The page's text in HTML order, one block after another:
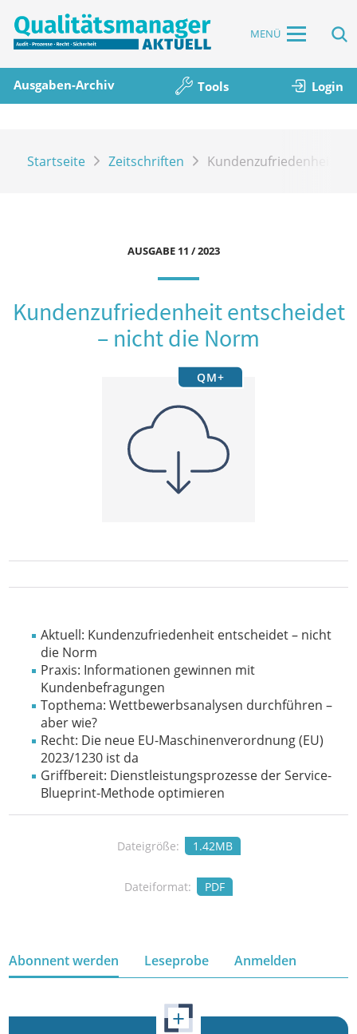
MENÜ
Ausgaben-Archiv Tools Login
Startseite Zeitschriften Kundenzufriedenheit
AUSGABE 11 / 2023
Kundenzufriedenheit entscheidet
– nicht die Norm
QM+
Aktuell: Kundenzufriedenheit entscheidet – nicht
die Norm
Praxis: Informationen gewinnen mit
Kundenbefragungen
Topthema: Wettbewerbsanalysen durchführen –
aber wie?
Recht: Die neue EU-Maschinenverordnung (EU)
2023/1230 ist da
Griffbereit: Dienstleistungsprozesse der Service-
Blueprint-Methode optimieren
Dateigröße: 1.42MB
Dateiformat: PDF
Abonnent werden Leseprobe Anmelden
+